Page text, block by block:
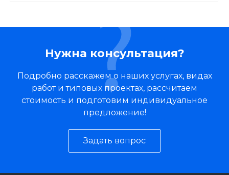
Нужна консультация?
Подробно расскажем о наших услугах, видах
работ и типовых проектах, рассчитаем
стоимость и подготовим индивидуальное
предложение!
Задать вопрос